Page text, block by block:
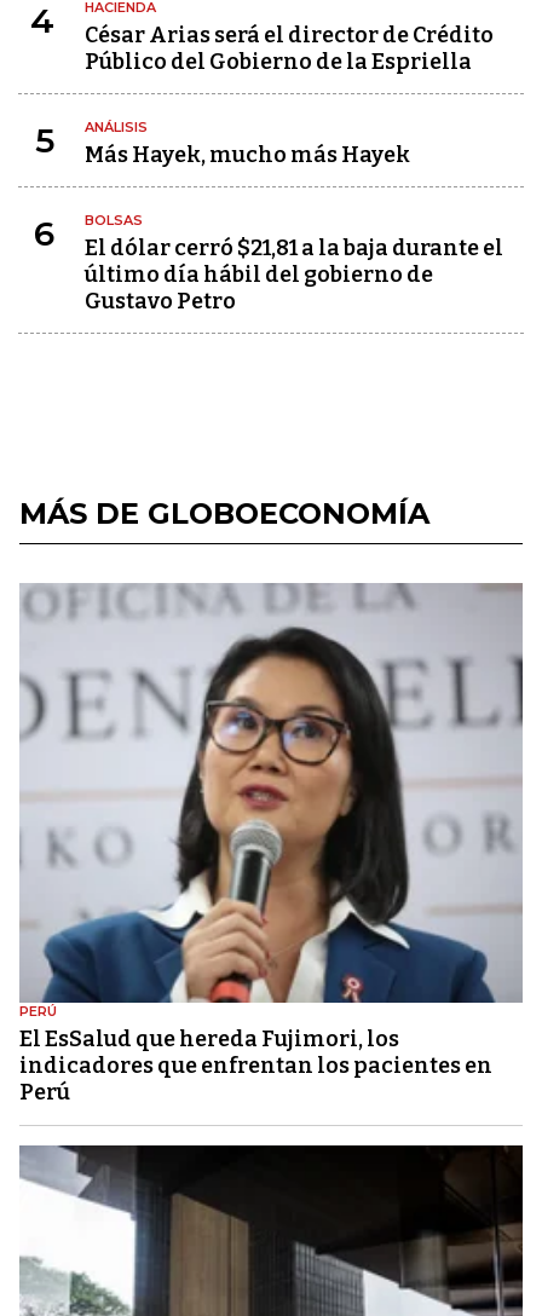
4 HACIENDA
César Arias será el director de Crédito
Público del Gobierno de la Espriella
5 ANÁLISIS
Más Hayek, mucho más Hayek
6 BOLSAS
El dólar cerró $21,81 a la baja durante el
último día hábil del gobierno de
Gustavo Petro
MÁS DE GLOBOECONOMÍA
PERÚ
El EsSalud que hereda Fujimori, los
indicadores que enfrentan los pacientes en
Perú